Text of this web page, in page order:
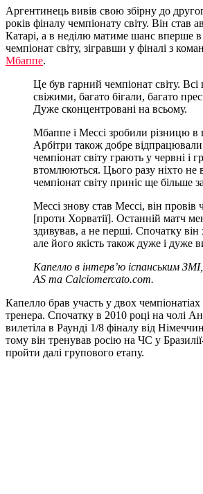
Аргентинець вивів свою збірну до
років фіналу чемпіонату світу. Він став
Катарі, а в неділю матиме шанс вперше в
чемпіонат світу, зігравши у фіналі з
Мбаппе.
Це був гарний чемпіонат світу. Всі
свіжими, багато бігали, багато
Дуже сконцентровані на всьому.
Мбаппе і Мессі зробили різницю в
Арбітри також добре
чемпіонат світу грають у червні і
втомлюються. Цього разу ніхто не
чемпіонат світу приніс ще більше
Мессі знову став Мессі, він провів
[проти Хорватії]. Останній матч
здивував, а не перші. Спочатку
але його якість також дуже і дуже
Капелло в інтерв’ю іспанським
AS та Calciomercato.com.
Капелло брав участь у двох чемпіонатіах
тренера. Спочатку в 2010 році на чолі
вилетіла в Раунді 1/8 фіналу від
тому він тренував росію на ЧС у
пройти далі групового етапу.